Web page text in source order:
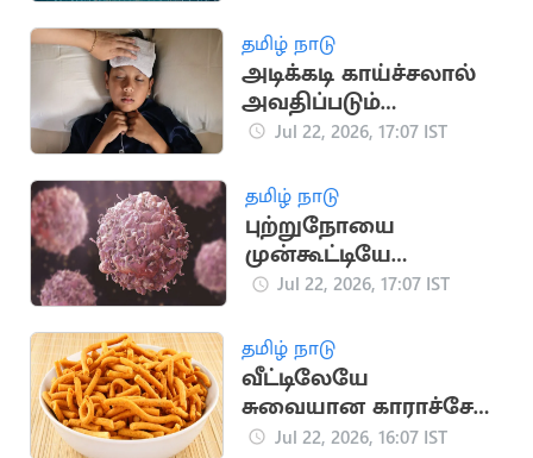
தமிழ் நாடு
அடிக்கடி காய்ச்சலால்
அவதிப்படும்
குழந்தைகள்: முக்கிய
Jul 22, 2026, 17:07 IST
தமிழ் நாடு
புற்றுநோயை
முன்கூட்டியே
கண்டறிய உதவும்
Jul 22, 2026, 17:07 IST
தமிழ் நாடு
வீட்டிலேயே
சுவையான காராச்சேவு
தயாரிப்பது எப்படி?
Jul 22, 2026, 16:07 IST